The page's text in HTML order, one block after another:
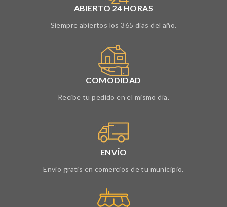
ABIERTO 24 HORAS
Siempre abiertos los 365 días del año.
COMODIDAD
Recibe tu pedido en el mismo día.
ENVÍO
Envío gratis en comercios de tu municipio.